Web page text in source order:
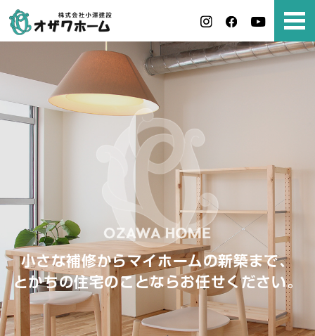
小さな補修からマイホームの新築まで、
とかちの住宅のことならお任せください。